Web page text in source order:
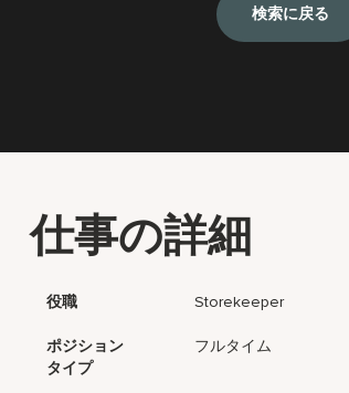
検索に戻る
仕事の詳細
役職 Storekeeper
ポジション
タイプ
フルタイム